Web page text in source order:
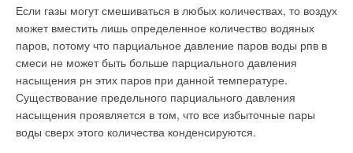
Если газы могут смешиваться в любых количествах, то воздух
может вместить лишь определенное количество водяных
паров, потому что парциальное давление паров воды рпв в
смеси не может быть больше парциального давления
насыщения рн этих паров при данной температуре.
Существование предельного парциального давления
насыщения проявляется в том, что все избыточные пары
воды сверх этого количества конденсируются.
Кстати, для переоснащения было использовано
оборудование Hewlett Packard и EMC с пониженным
энергопотреблением.Однако рациональная экономия нужна
не только при производстве, но и при использовании
энергии. Основными ее потребителями являются
промышленные предприятия, для работы которых
необходима большая мощность. Поэтому на
машиностроительных и металлургических заводах региона